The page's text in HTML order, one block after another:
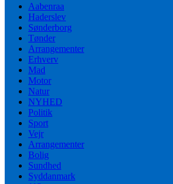
Aabenraa
Haderslev
Sønderborg
Tønder
Arrangementer
Erhverv
Mad
Motor
Natur
NYHED
Politik
Sport
Vejr
Arrangementer
Bolig
Sundhed
Syddanmark